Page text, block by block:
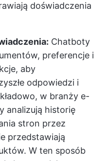
doświadczenia
Chatboty
preferencje i
aby
odpowiedzi i
w branży e-
analizują historię
stron przez
przedstawiają
W ten sposób